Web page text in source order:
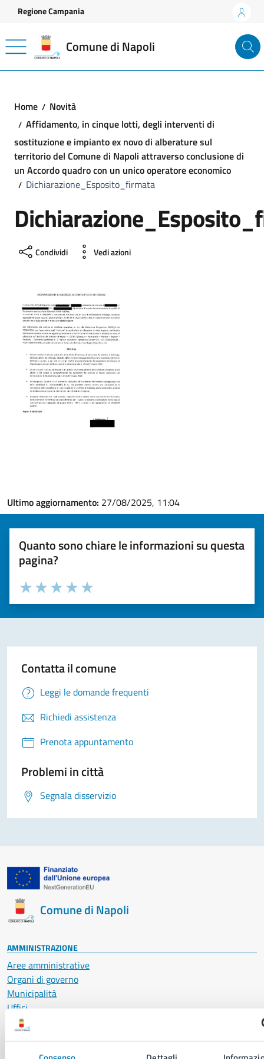
Vai ai contenuti
Vai al footer
Regione Campania
Comune di Napoli
Home
Novità
Affidamento, in cinque lotti, degli interventi di
sostituzione e impianto ex novo di alberature sul
territorio del Comune di Napoli attraverso conclusione di
un Accordo quadro con un unico operatore economico
Dichiarazione_Esposito_firmata
Condividi Vedi azioni
Ultimo aggiornamento: 27/08/2025, 11:04
Quanto sono chiare le informazioni su questa
pagina?
Valuta la chiarezza delle informazioni (da 1 a 5 stelle)
Seleziona il numero di stelle per valutare la chiarezza delle
Valuta 5 stelle su 5
Valuta 4 stelle su 5
Valuta 3 stelle su 5
Valuta 2 stelle su 5
Valuta 1 stelle su 5
Contatta il comune
Leggi le domande frequenti
Richiedi assistenza
Prenota appuntamento
Problemi in città
Segnala disservizio
Comune di Napoli
AMMINISTRAZIONE
Aree amministrative
Organi di governo
Municipalità
Uffici
Enti e fondazioni
Politici